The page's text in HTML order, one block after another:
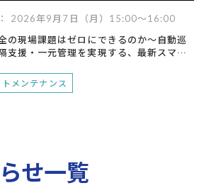
2026年9月7日（月）15:00～16:00
の現場課題はゼロにできるのか～自動巡
支援・一元管理を実現する、最新スマー
メンテナンス
せ一覧